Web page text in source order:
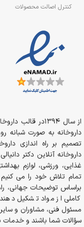
کنترل اصالت محصولات
تصمیم بر راه اندازی
داروخانه آنلاین دکتر
غذایی، ورزشی، لوازم
تمام تلاش خود را می
براساس توضیحات جهانی،
کاملی از مواد تشکیل
مسئول فنی، مشاوران و
سؤالات شما باشند و خدمات